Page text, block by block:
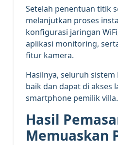
Setelah penentuan titik
melanjutkan proses
konfigurasi jaringan
aplikasi monitoring,
fitur kamera.
Hasilnya, seluruh
baik dan dapat di akses
smartphone pemilik villa.
Hasil
Memuaskan